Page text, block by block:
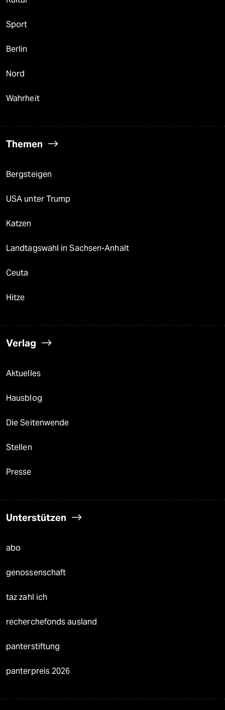
Sport
Berlin
Nord
Wahrheit
Themen
Bergsteigen
USA unter Trump
Katzen
Landtagswahl in Sachsen-Anhalt
Ceuta
Hitze
Verlag
Aktuelles
Hausblog
Die Seitenwende
Stellen
Presse
Unterstützen
abo
genossenschaft
taz zahl ich
recherchefonds ausland
panterstiftung
panterpreis 2026